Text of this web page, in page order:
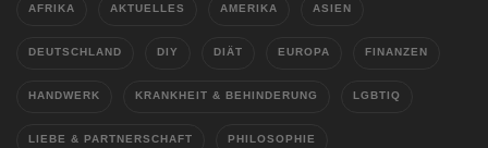
AFRIKA AKTUELLES AMERIKA ASIEN
DEUTSCHLAND DIY DIÄT EUROPA FINANZEN
HANDWERK KRANKHEIT & BEHINDERUNG LGBTIQ
LIEBE & PARTNERSCHAFT PHILOSOPHIE